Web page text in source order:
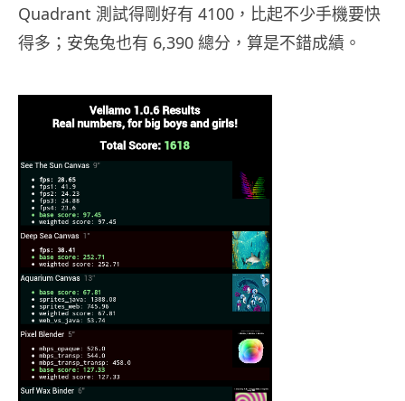
Quadrant 測試得剛好有 4100，比起不少手機要快
得多；安兔兔也有 6,390 總分，算是不錯成績。